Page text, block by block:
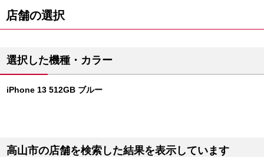
店舗の選択
選択した機種・カラー
iPhone 13 512GB ブルー
高山市の店舗を検索した結果を表示しています